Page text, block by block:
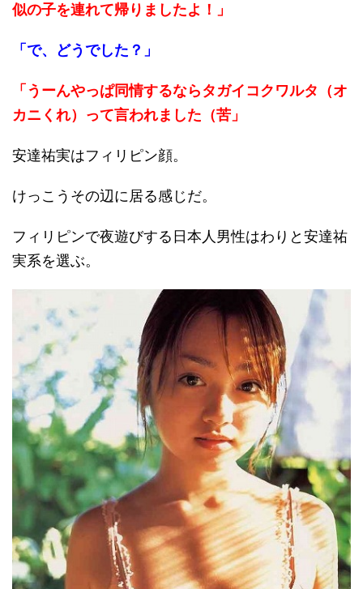
似の子を連れて帰りましたよ！」
「で、どうでした？」
「うーんやっぱ同情するならタガイコクワルタ（オ
カニくれ）って言われました（苦」
安達祐実はフィリピン顔。
けっこうその辺に居る感じだ。
フィリピンで夜遊びする日本人男性はわりと安達祐
実系を選ぶ。